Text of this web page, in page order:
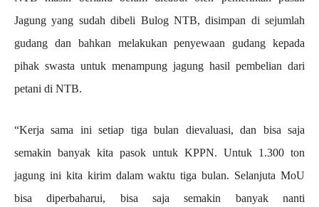
Jagung yang sudah dibeli Bulog NTB, disimpan di sejumlah
gudang dan bahkan melakukan penyewaan gudang kepada
pihak swasta untuk menampung jagung hasil pembelian dari
petani di NTB.
“Kerja sama ini setiap tiga bulan dievaluasi, dan bisa saja
semakin banyak kita pasok untuk KPPN. Untuk 1.300 ton
jagung ini kita kirim dalam waktu tiga bulan. Selanjuta MoU
bisa diperbaharui, bisa saja semakin banyak nanti